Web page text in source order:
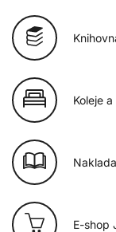
Koleje
E-shop